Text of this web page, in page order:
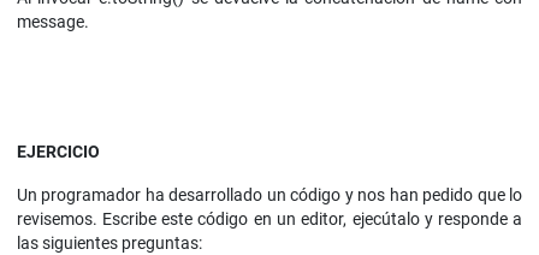
message.
EJERCICIO
Un programador ha desarrollado un código y nos han pedido que lo
revisemos. Escribe este código en un editor, ejecútalo y responde a
las siguientes preguntas: